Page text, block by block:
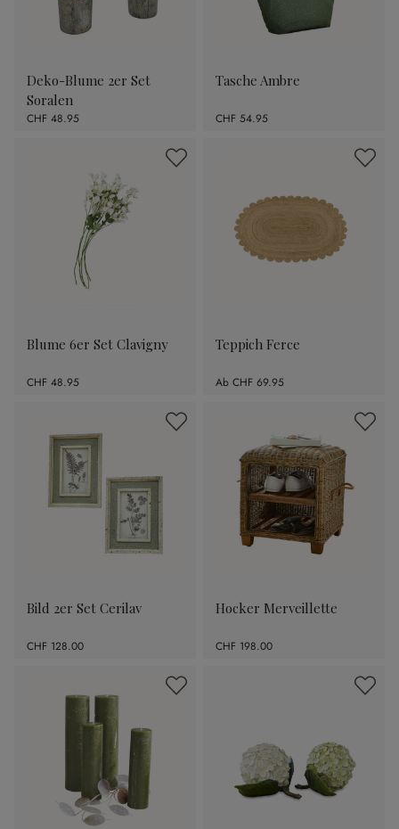
Deko-Blume 2er Set
Soralen
CHF 48.95
Tasche Ambre
CHF 54.95
Blume 6er Set Clavigny
CHF 48.95
Teppich Ferce
Ab CHF 69.95
Bild 2er Set Cerilav
CHF 128.00
Hocker Merveillette
CHF 198.00